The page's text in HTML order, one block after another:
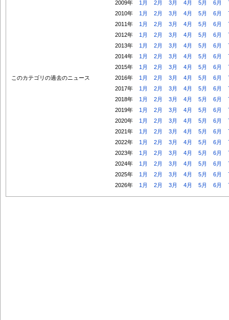
このカテゴリの過去のニュース
2009年
1月 2月 3月 4月 5月 6月
2010年
1月 2月 3月 4月 5月 6月
2011年
1月 2月 3月 4月 5月 6月
2012年
1月 2月 3月 4月 5月 6月
2013年
1月 2月 3月 4月 5月 6月
2014年
1月 2月 3月 4月 5月 6月
2015年
1月 2月 3月 4月 5月 6月
2016年
1月 2月 3月 4月 5月 6月
2017年
1月 2月 3月 4月 5月 6月
2018年
1月 2月 3月 4月 5月 6月
2019年
1月 2月 3月 4月 5月 6月
2020年
1月 2月 3月 4月 5月 6月
2021年
1月 2月 3月 4月 5月 6月
2022年
1月 2月 3月 4月 5月 6月
2023年
1月 2月 3月 4月 5月 6月
2024年
1月 2月 3月 4月 5月 6月
2025年
1月 2月 3月 4月 5月 6月
2026年
1月 2月 3月 4月 5月 6月